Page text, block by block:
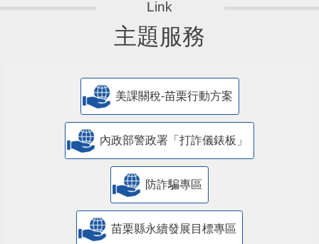
主題服務
美課關稅-苗栗行動方案
內政部警政署「打詐儀錶板」
防詐騙專區
苗栗縣永續發展目標專區